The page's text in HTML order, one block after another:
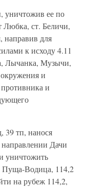
уничтожив ее по
Любка, ст. Беличи,
направив для
к исходу 4.11
Лычанка, Музычи,
и
и
39 тп, нанося
Дачи
уничтожить
Пуща-Водица, 114,2
на рубеж 114,2,